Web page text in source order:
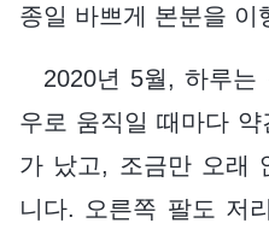
종일 바쁘게 본분을 이
2020년 5월, 하루
우로 움직일 때마다 약
가 났고, 조금만 오래
니다. 오른쪽 팔도 저